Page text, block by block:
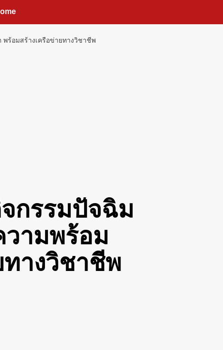
ร้อมสร้างเครือข่ายทางวิชาชีพ
กรรมปัจฉิม
วามพร้อม
างวิชาชีพ